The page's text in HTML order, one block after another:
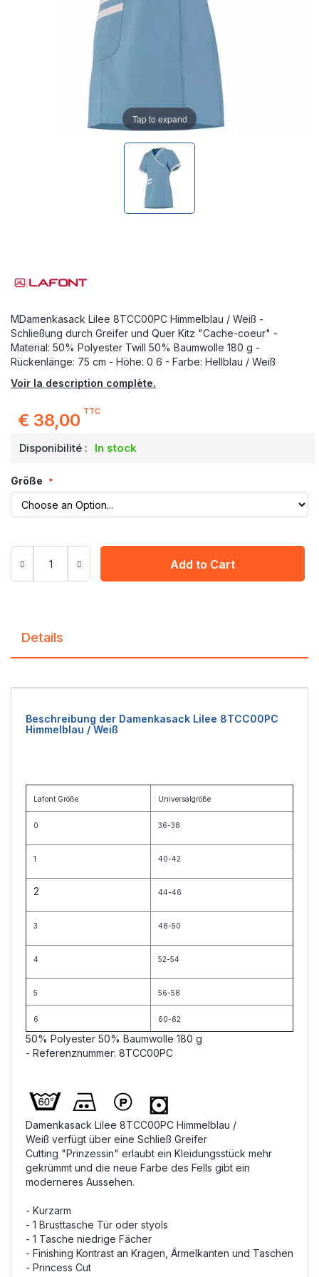
MDamenkasack Lilee 8TCC00PC Himmelblau / Weiß -
Schließung durch Greifer und Quer Kitz "Cache-coeur" -
Material: 50% Polyester Twill 50% Baumwolle 180 g -
Rückenlänge: 75 cm - Höhe: 0 6 - Farbe: Hellblau / Weiß
Voir la description complète.
€ 38,00 TTC
Disponibilité : In stock
Größe
Add to Cart
Tap to expand
Details
Beschreibung der Damenkasack Lilee 8TCC00PC
Himmelblau / Weiß
Lafont Größe Universalgröße
0 36-38
1 40-42
2 44-46
3 48-50
4 52-54
5 56-58
6 60-62
50% Polyester 50% Baumwolle 180 g
- Referenznummer: 8TCC00PC
Damenkasack Lilee 8TCC00PC Himmelblau /
Weiß verfügt über eine Schließ Greifer
Cutting "Prinzessin" erlaubt ein Kleidungsstück mehr
gekrümmt und die neue Farbe des Fells gibt ein
moderneres Aussehen.
- Kurzarm
- 1 Brusttasche Tür oder styols
- 1 Tasche niedrige Fächer
- Finishing Kontrast an Kragen, Ärmelkanten und Taschen
- Princess Cut